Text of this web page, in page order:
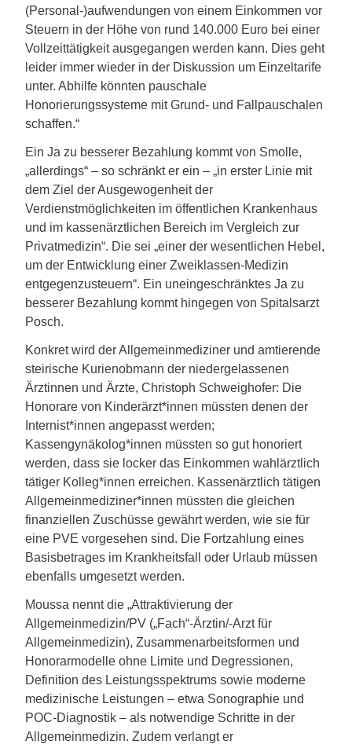
(Personal-)aufwendungen von einem Einkommen vor
Steuern in der Höhe von rund 140.000 Euro bei einer
Vollzeittätigkeit ausgegangen werden kann. Dies geht
leider immer wieder in der Diskussion um Einzeltarife
unter. Abhilfe könnten pauschale
Honorierungssysteme mit Grund- und Fallpauschalen
schaffen.“
Ein Ja zu besserer Bezahlung kommt von Smolle,
„allerdings“ – so schränkt er ein – „in erster Linie mit
dem Ziel der Ausgewogenheit der
Verdienstmöglichkeiten im öffentlichen Krankenhaus
und im kassenärztlichen Bereich im Vergleich zur
Privatmedizin“. Die sei „einer der wesentlichen Hebel,
um der Entwicklung einer Zweiklassen-Medizin
entgegenzusteuern“. Ein uneingeschränktes Ja zu
besserer Bezahlung kommt hingegen von Spitalsarzt
Posch.
Konkret wird der Allgemeinmediziner und amtierende
steirische Kurienobmann der niedergelassenen
Ärztinnen und Ärzte, Christoph Schweighofer: Die
Honorare von Kinderärzt*innen müssten denen der
Internist*innen angepasst werden;
Kassengynäkolog*innen müssten so gut honoriert
werden, dass sie locker das Einkommen wahlärztlich
tätiger Kolleg*innen erreichen. Kassenärztlich tätigen
Allgemeinmediziner*innen müssten die gleichen
finanziellen Zuschüsse gewährt werden, wie sie für
eine PVE vorgesehen sind. Die Fortzahlung eines
Basisbetrages im Krankheitsfall oder Urlaub müssen
ebenfalls umgesetzt werden.
Moussa nennt die „Attraktivierung der
Allgemeinmedizin/PV („Fach“-Ärztin/-Arzt für
Allgemeinmedizin), Zusammenarbeitsformen und
Honorarmodelle ohne Limite und Degressionen,
Definition des Leistungsspektrums sowie moderne
medizinische Leistungen – etwa Sonographie und
POC-Diagnostik – als notwendige Schritte in der
Allgemeinmedizin. Zudem verlangt er